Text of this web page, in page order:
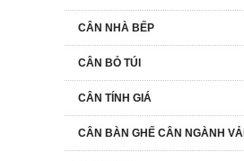
CÂN NHÀ BẾP
CÂN BỎ TÚI
CÂN TÍNH GIÁ
CÂN BÀN GHẾ CÂN NGÀNH VẢI